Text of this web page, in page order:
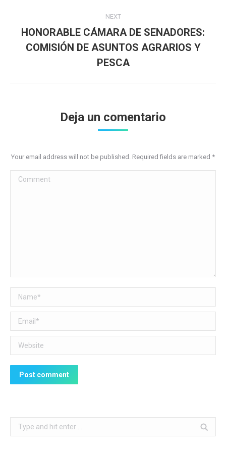
NEXT
Next
post:
HONORABLE CÁMARA DE SENADORES:
COMISIÓN DE ASUNTOS AGRARIOS Y
PESCA
Deja un comentario
Your email address will not be published. Required fields are marked *
Comment
Name *
Email *
Website
Post comment
Search: